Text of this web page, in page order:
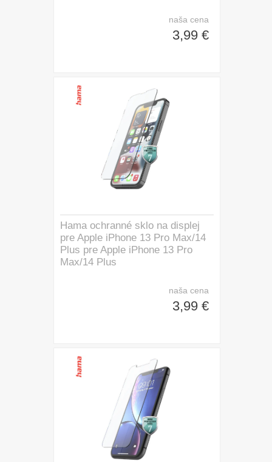
naša cena
3,99 €
Hama ochranné sklo na displej
pre Apple iPhone 13 Pro Max/14
Plus pre Apple iPhone 13 Pro
Max/14 Plus
naša cena
3,99 €